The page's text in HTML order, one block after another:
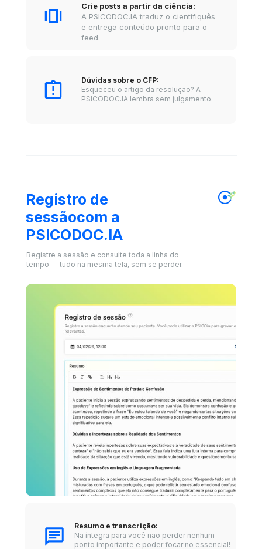
Crie posts a partir da ciência:
A PSICODOC.IA traduz o cientifiquês
e entrega conteúdo pronto para o
feed.
Dúvidas sobre o CFP:
Esqueceu o artigo da resolução? A
PSICODOC.IA lembra sem julgamento.
Resumo e transcrição:
Na íntegra para você não perder nenhum
ponto importante e poder focar no essencial!
Registro de
sessãocom a
PSICODOC.IA
Registre a sessão e consulte toda a linha do
tempo — tudo na mesma tela, sem se perder.